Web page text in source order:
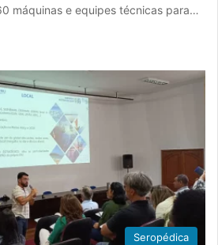
máquinas e equipes técnicas para…
Seropédica